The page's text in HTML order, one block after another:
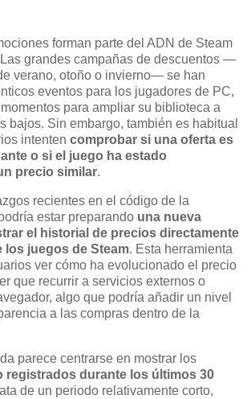
forman parte del ADN de Steam
grandes campañas de descuentos —
verano, otoño o invierno— se han
eventos para los jugadores de PC,
para ampliar su biblioteca a
bajos. Sin embargo, también es habitual
intenten comprobar si una oferta es
o si el juego ha estado
precio similar.
recientes en el código de la
estar preparando una nueva
el historial de precios directamente
los juegos de Steam. Esta herramienta
ver cómo ha evolucionado el precio
que recurrir a servicios externos o
algo que podría añadir un nivel
a las compras dentro de la
parece centrarse en mostrar los
registrados durante los últimos 30
de un periodo relativamente corto,